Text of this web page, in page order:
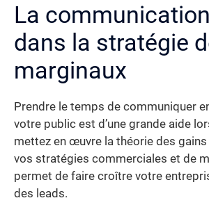
La
dans la stratégie
marginaux
Prendre le temps de communiquer
votre public est d’une grande aide
mettez en œuvre la théorie des
vos stratégies commerciales et de
permet de faire croître votre
des leads.